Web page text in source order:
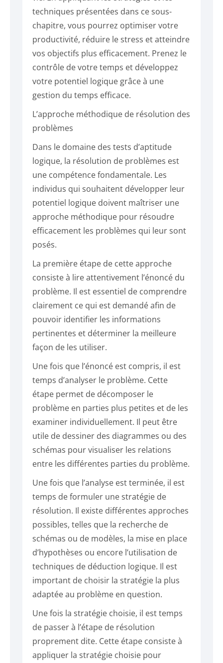
techniques présentées dans ce sous-
chapitre, vous pourrez optimiser votre
productivité, réduire le stress et atteindre
vos objectifs plus efficacement. Prenez le
contrôle de votre temps et développez
votre potentiel logique grâce à une
gestion du temps efficace.
L’approche méthodique de résolution des
problèmes
Dans le domaine des tests d’aptitude
logique, la résolution de problèmes est
une compétence fondamentale. Les
individus qui souhaitent développer leur
potentiel logique doivent maîtriser une
approche méthodique pour résoudre
efficacement les problèmes qui leur sont
posés.
La première étape de cette approche
consiste à lire attentivement l’énoncé du
problème. Il est essentiel de comprendre
clairement ce qui est demandé afin de
pouvoir identifier les informations
pertinentes et déterminer la meilleure
façon de les utiliser.
Une fois que l’énoncé est compris, il est
temps d’analyser le problème. Cette
étape permet de décomposer le
problème en parties plus petites et de les
examiner individuellement. Il peut être
utile de dessiner des diagrammes ou des
schémas pour visualiser les relations
entre les différentes parties du problème.
Une fois que l’analyse est terminée, il est
temps de formuler une stratégie de
résolution. Il existe différentes approches
possibles, telles que la recherche de
schémas ou de modèles, la mise en place
d’hypothèses ou encore l’utilisation de
techniques de déduction logique. Il est
important de choisir la stratégie la plus
adaptée au problème en question.
Une fois la stratégie choisie, il est temps
de passer à l’étape de résolution
proprement dite. Cette étape consiste à
appliquer la stratégie choisie pour